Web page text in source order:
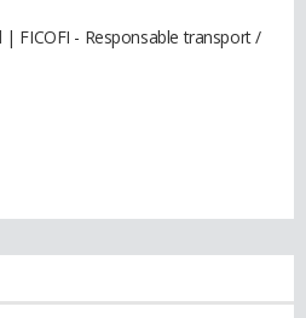
FICOFI - Responsable transport /